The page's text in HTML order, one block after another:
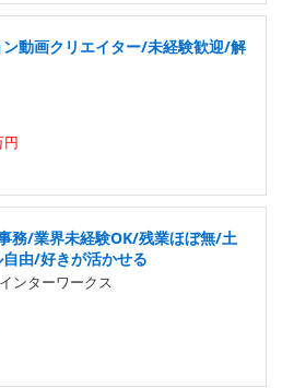
動画クリエイター/未経験歓迎/解
円
務/業界未経験OK/残業ほぼ無/土
由/好きが活かせる
ンターワークス